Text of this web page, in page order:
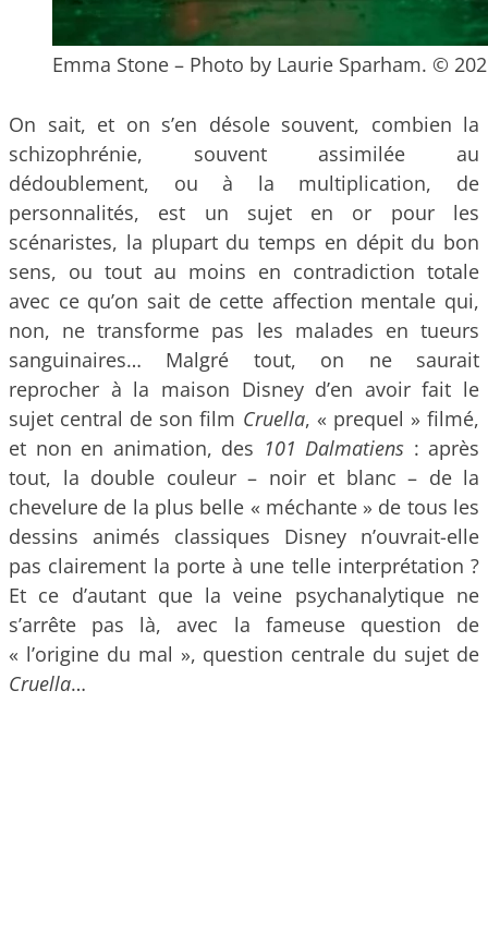
Emma Stone – Photo by Laurie Sparham. ©
On sait, et on s’en désole souvent, combien la
schizophrénie, souvent assimilée au
dédoublement, ou à la multiplication, de
personnalités, est un sujet en or pour les
scénaristes, la plupart du temps en dépit du bon
sens, ou tout au moins en contradiction totale
avec ce qu’on sait de cette affection mentale qui,
non, ne transforme pas les malades en tueurs
sanguinaires… Malgré tout, on ne saurait
reprocher à la maison Disney d’en avoir fait le
sujet central de son film Cruella, « prequel » filmé,
et non en animation, des 101 Dalmatiens : après
tout, la double couleur – noir et blanc – de la
chevelure de la plus belle « méchante » de tous les
dessins animés classiques Disney n’ouvrait-elle
pas clairement la porte à une telle interprétation ?
Et ce d’autant que la veine psychanalytique ne
s’arrête pas là, avec la fameuse question de
« l’origine du mal », question centrale du sujet de
Cruella…